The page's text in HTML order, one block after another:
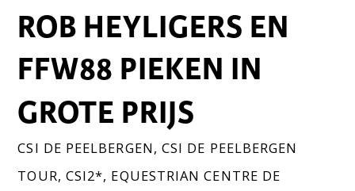
ROB HEYLIGERS EN
FFW88 PIEKEN IN
GROTE PRIJS
CSI DE PEELBERGEN, CSI DE PEELBERGEN
TOUR, CSI2*, EQUESTRIAN CENTRE DE